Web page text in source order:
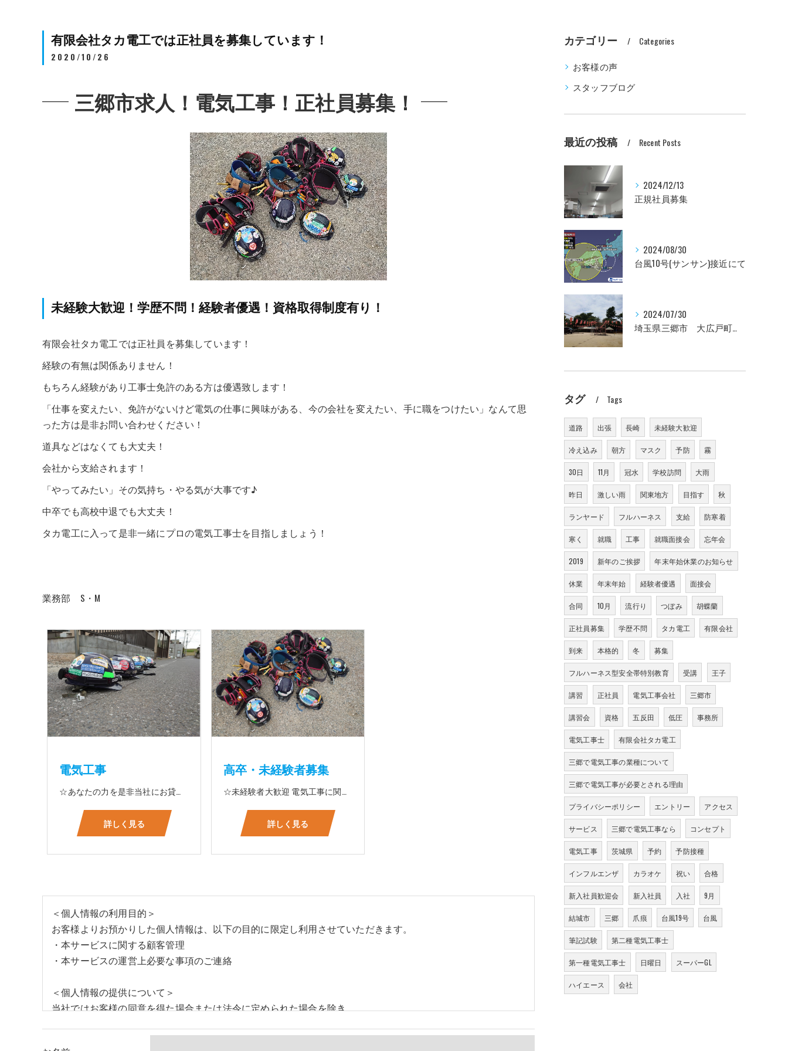
有限会社タカ電工では正社員を募集しています！
2020/10/26
三郷市求人！電気工事！正社員募集！
未経験大歓迎！学歴不問！経験者優遇！資格取得制度有り！
有限会社タカ電工では正社員を募集しています！
経験の有無は関係ありません！
もちろん経験があり工事士免許のある方は優遇致します！
「仕事を変えたい、免許がないけど電気の仕事に興味がある、今の会社を変えたい、手に職をつけたい」なんて思
った方は是非お問い合わせください！
道具などはなくても大丈夫！
会社から支給されます！
「やってみたい」その気持ち・やる気が大事です♪
中卒でも高校中退でも大丈夫！
タカ電工に入って是非一緒にプロの電気工事士を目指しましょう！
業務部 S・M
電気工事
☆あなたの力を是非当社にお貸して下さい 電気工事に関する事ならオールマイティに対応しております（室内配線・室外配線、スイッチコンセント取付け、照明器具取付け、配電盤取付け、エアコン取付け、LANケーブル配線、アンテナ取付けなど） 【工具支給致します】 また新品工具と新品作業服を完全支給を致します。 高品質の作業服と工具入社してくれた方には支給致します♪
詳しく見る
高卒・未経験者募集
☆未経験者大歓迎 電気工事に関する事ならオールマイティに対応可能‼幅広く技術を身に付けて頂けます（室内配線・室外配線、スイッチコンセント取付け、照明器具取付け、配電盤取付け、エアコン取付け、LANケーブル配線、アンテナ取付けなど） 先輩社員が一から指導を行うため未経験の方でも安心して働いていただけます♪ ☆資格支援制度あり 実績があるからこそ社内で教習と経験を積んでいただくことで資格を当社で発行できることができます。 【工具支給致します】 また新品工具と新品作業服を完全支給を致します。 高品質の作業服と工具入社してくれた方には支給致します♪
詳しく見る
＜個人情報の利用目的＞
お客様よりお預かりした個人情報は、以下の目的に限定し利用させていただきます。
・本サービスに関する顧客管理
・本サービスの運営上必要な事項のご連絡
＜個人情報の提供について＞
当社ではお客様の同意を得た場合または法令に定められた場合を除き、
カテゴリー Categories
お客様の声
スタッフブログ
最近の投稿 Recent Posts
2024/12/13
正規社員募集
2024/08/30
台風10号(サンサン)接近にて
2024/07/30
埼玉県三郷市 大広戸町会納涼盆踊り大会のお知らせ 2024
タグ Tags
道路 出張 長崎 未経験大歓迎
冷え込み 朝方 マスク 予防 霧
30日 11月 冠水 学校訪問 大雨
昨日 激しい雨 関東地方 目指す 秋
ランヤード フルハーネス 支給 防寒着
寒く 就職 工事 就職面接会 忘年会
2019 新年のご挨拶 年末年始休業のお知らせ
休業 年末年始 経験者優遇 面接会
合同 10月 流行り つぼみ 胡蝶蘭
正社員募集 学歴不問 タカ電工 有限会社
到来 本格的 冬 募集
フルハーネス型安全帯特別教育 受講 王子
講習 正社員 電気工事会社 三郷市
講習会 資格 五反田 低圧 事務所
電気工事士 有限会社タカ電工
三郷で電気工事の業種について
三郷で電気工事が必要とされる理由
プライバシーポリシー エントリー アクセス
サービス 三郷で電気工事なら コンセプト
電気工事 茨城県 予約 予防接種
インフルエンザ カラオケ 祝い 合格
新入社員歓迎会 新入社員 入社 9月
結城市 三郷 爪痕 台風19号 台風
筆記試験 第二種電気工事士
第一種電気工事士 日曜日 スーパーGL
ハイエース 会社